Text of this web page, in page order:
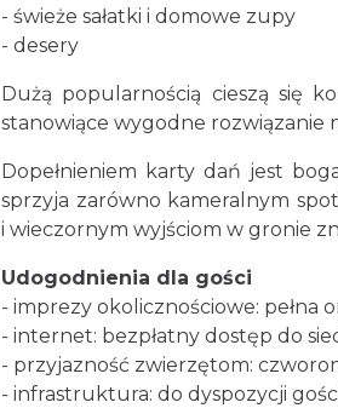
- świeże sałatki i domowe zupy
- desery
Dużą popularnością cieszą się
stanowiące wygodne rozwiązanie
Dopełnieniem karty dań jest
sprzyja zarówno kameralnym
i wieczornym wyjściom w gronie
Udogodnienia dla gości
- imprezy okolicznościowe: pełna
- internet: bezpłatny dostęp do
- przyjazność zwierzętom:
- infrastruktura: do dyspozycji